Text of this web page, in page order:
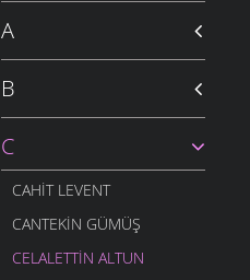
A
B
C
CAHIT LEVENT
CANTEKIN GÜMÜŞ
CELALETTIN ALTUN